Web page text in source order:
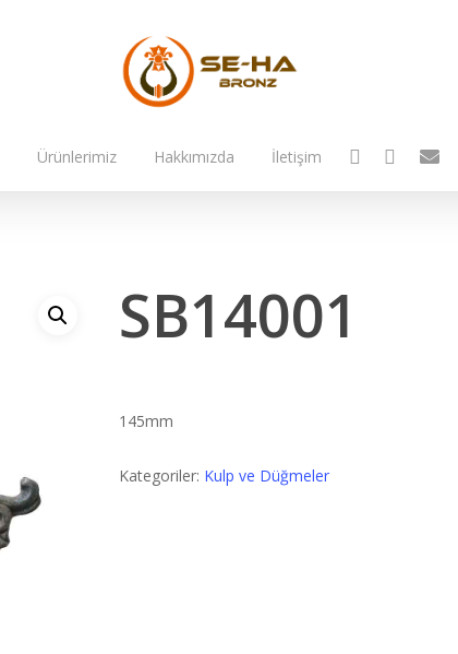
Ürünlerimiz Hakkımızda İletişim facebookinstagram
email
SB14001
145mm
Kategoriler: Kulp ve Düğmeler